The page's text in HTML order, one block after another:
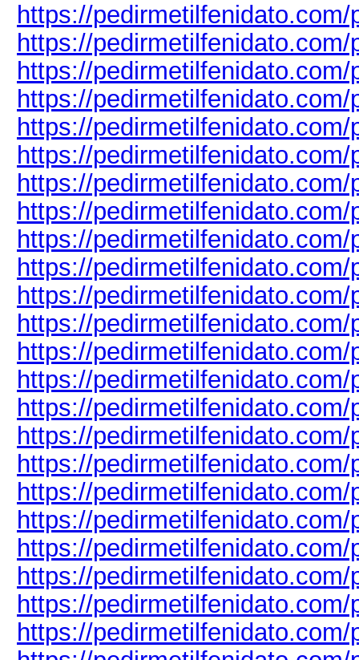
https://
https://
https://
https://
https://
https://pedirmetilfenidato.com/
https://
https://
https://
https://
https://
https://pedirmetilfenidato.com/
https://
https://
https://
https://
https://
https://
https://
https://pedirmetilfenidato.com/
https://
https://
https://